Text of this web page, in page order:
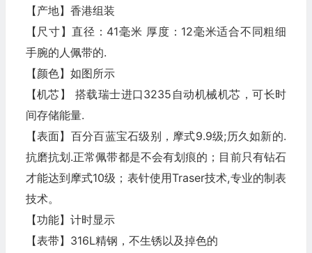
【产地】香港组装
【尺寸】直径：41毫米 厚度：12毫米适合不同粗细
手腕的人佩带的.
【颜色】如图所示
【机芯】 搭载瑞士进口3235自动机械机芯，可长时
间存储能量.
【表面】百分百蓝宝石级别，摩式9.9级;历久如新的.
抗磨抗划.正常佩带都是不会有划痕的；目前只有钻石
才能达到摩式10级；表针使用Traser技术,专业的制表
技术。
【功能】计时显示
【表带】316L精钢，不生锈以及掉色的